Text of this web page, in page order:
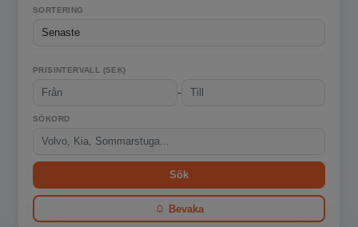
SORTERING
PRISINTERVALL (SEK)
-
SÖKORD
Sök
Bevaka